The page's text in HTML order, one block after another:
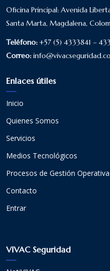
Oficina Principal: Avenida
Santa Marta, Magdalena,
Teléfono: +57 (5) 4333841 –
Correo:
Enlaces útiles
Inicio
Quienes Somos
Servicios
Medios Tecnológicos
Procesos de Gestión Operativa
Contacto
Entrar
VIVAC Seguridad